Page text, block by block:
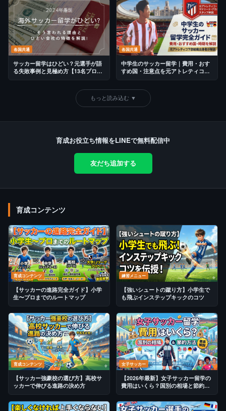
各国共通
サッカー留学はひどい？元選手が語
る失敗事例と見極め方【13名プロ輩
各国共通
中学生のサッカー留学｜費用・おす
すめ国・注意点を元アトレティコ育
もっと読み込む ▼
育成お役立ち情報をLINEで無料配信中
友だち追加する
育成コンテンツ
育成コンテンツ
【サッカーの進路完全ガイド】小学
生〜プロまでのルートマップ
練習メニュー
【強いシュートの蹴り方】小学生で
も飛ぶインステップキックのコツ
育成コンテンツ
【サッカー強豪校の選び方】高校サ
ッカーで伸びる進路の決め方
女子サッカー
【2026年最新】女子サッカー留学の
費用はいくら？国別の相場と節約方